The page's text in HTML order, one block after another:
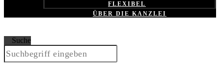
FLEXIBEL
ÜBER DIE KANZLEI
Suche